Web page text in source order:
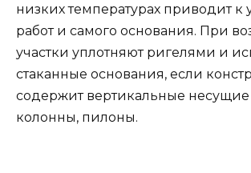
низких температурах приводит
работ и самого основания. При
участки уплотняют ригелями и
стаканные основания, если
содержит вертикальные
колонны, пилоны.